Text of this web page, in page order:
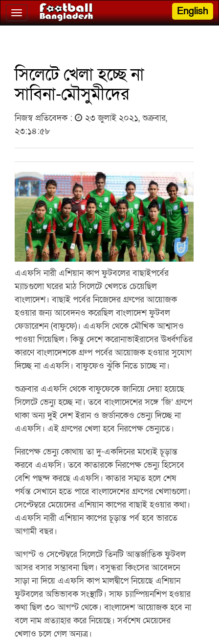
Toggle
navigation
English
সিলেটে খেলা হচ্ছে না
সাবিনা-মৌসুমীদের
নিজস্ব প্রতিবেদক :
২৩ জুলাই ২০২১, শুক্রবার,
২৩:১৪:৫৮
এএফসি নারী এশিয়ান কাপ ফুটবলের বাছাইপর্বের
ম্যাচগুলো ঘরের মাঠ সিলেটে খেলতে চেয়েছিল
বাংলাদেশ। বাছাই পর্বের নিজেদের গ্রুপের আয়োজক
হওয়ার জন্য আবেদনও করেছিল বাংলাদেশ ফুটবল
ফেডারেশন (বাফুফে)। এএফসি থেকে মৌখিক আশ্বাসও
পাওয়া গিয়েছিল। কিন্তু দেশে করোনাভাইরাসের ঊর্ধ্বগতির
কারণে বাংলাদেশকে গ্রুপ পর্বের আয়োজক হওয়ার সুযোগ
দিচ্ছে না এএফসি। বাফুফেও ঝুঁকি নিতে চাচ্ছে না।
শুক্রবার এএফসি থেকে বাফুফেকে জানিয়ে দেয়া হয়েছে
সিলেটে ভেন্যু হচ্ছে না। তবে বাংলাদেশের সঙ্গে ‘জি’ গ্রুপে
থাকা অন্য দুই দেশ ইরান ও জর্ডানকেও ভেন্যু দিচ্ছে না
এএফসি। এই গ্রুপের খেলা হবে নিরপেক্ষ ভেন্যুতে।
নিরপেক্ষ ভেন্যু কোথায় তা দু-একদিনের মধ্যেই চূড়ান্ত
করবে এএফসি। তবে কাতারকে নিরপেক্ষ ভেন্যু হিসেবে
বেশি পছন্দ করছে এএফসি। কাতার সম্মত হলে শেষ
পর্যন্ত সেখানে হতে পারে বাংলাদেশের গ্রুপের খেলাগুলো।
সেপ্টেম্বরে মেয়েদের এশিয়ান কাপের বাছাই হওয়ার কথা।
এএফসি নারী এশিয়ান কাপের চূড়ান্ত পর্ব হবে ভারতে
আগামী বছর।
আগস্ট ও সেপ্টেম্বরে সিলেটে তিনটি আন্তর্জাতিক ফুটবল
আসর বসার সম্ভাবনা ছিল। বসুন্ধরা কিংসের আবেদনে
সাড়া না দিয়ে এএফসি কাপ মালদ্বীপে নিয়েছে এশিয়ান
ফুটবলের অভিভাবক সংস্থাটি। সাফ চ্যাম্পিয়নশিপ হওয়ার
কথা ছিল ৩০ আগস্ট থেকে। বাংলাদেশ আয়োজক হবে না
বলে নাম প্রত্যাহার করে নিয়েছে। সর্বশেষ মেয়েদের
খেলাও চলে গেল অন্যত্র।